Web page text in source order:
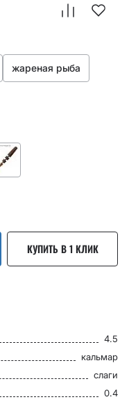
жареная рыба
КУПИТЬ В 1 КЛИК
4.5
кальмар
слаги
0.4